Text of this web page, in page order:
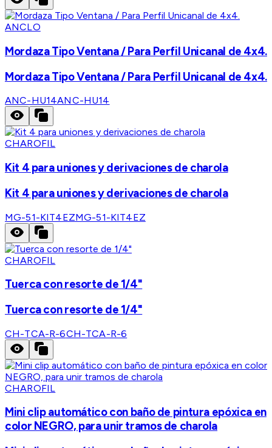
ANCLO
Mordaza Tipo Ventana / Para Perfil Unicanal de 4x4.
Mordaza Tipo Ventana / Para Perfil Unicanal de 4x4.
ANC-HU14ANC-HU14
CHAROFIL
Kit 4 para uniones y derivaciones de charola
Kit 4 para uniones y derivaciones de charola
MG-51-KIT4EZMG-51-KIT4EZ
CHAROFIL
Tuerca con resorte de 1/4"
Tuerca con resorte de 1/4"
CH-TCA-R-6CH-TCA-R-6
CHAROFIL
Mini clip automático con baño de pintura epóxica en
color NEGRO, para unir tramos de charola